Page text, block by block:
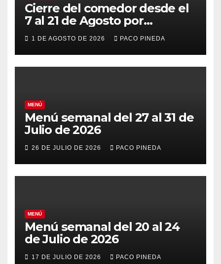
Cierre del comedor desde el
7 al 21 de Agosto por
vacaciones
1 DE AGOSTO DE 2026 PACO PINEDA
MENÚ
Menú semanal del 27 al 31 de
Julio de 2026
26 DE JULIO DE 2026 PACO PINEDA
MENÚ
Menú semanal del 20 al 24
de Julio de 2026
17 DE JULIO DE 2026 PACO PINEDA